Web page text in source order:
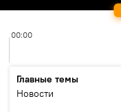
00:00
Главные темы
Новости